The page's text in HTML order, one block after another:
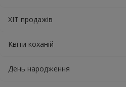
ХІТ продажів
Квіти коханій
День народження